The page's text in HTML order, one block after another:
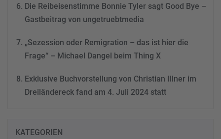
Die Reibeisenstimme Bonnie Tyler sagt Good Bye –
Gastbeitrag von ungetruebtmedia
„Sezession oder Remigration – das ist hier die
Frage“ – Michael Dangel beim Thing X
Exklusive Buchvorstellung von Christian Illner im
Dreiländereck fand am 4. Juli 2024 statt
KATEGORIEN